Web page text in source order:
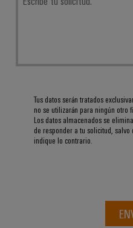
Tus datos serán tratados
no se utilizarán para ningún otro
Los datos almacenados se
de responder a tu solicitud,
indique lo contrario.